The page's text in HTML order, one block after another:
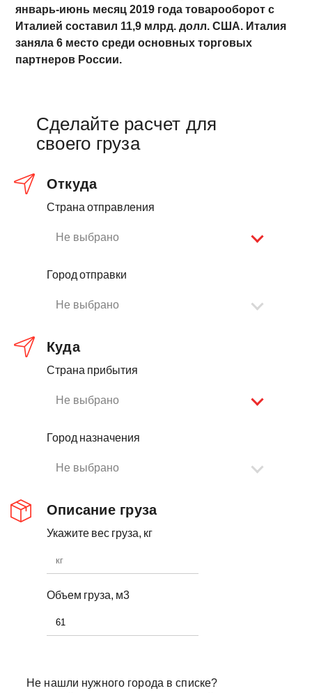
январь-июнь месяц 2019 года товарооборот с
Италией составил 11,9 млрд. долл. США. Италия
заняла 6 место среди основных торговых
партнеров России.
Сделайте расчет для
своего груза
Откуда
Страна отправления
Не выбрано
Город отправки
Не выбрано
Куда
Страна прибытия
Не выбрано
Город назначения
Не выбрано
Описание груза
Укажите вес груза, кг
Объем груза, м3
Не нашли нужного города в списке?